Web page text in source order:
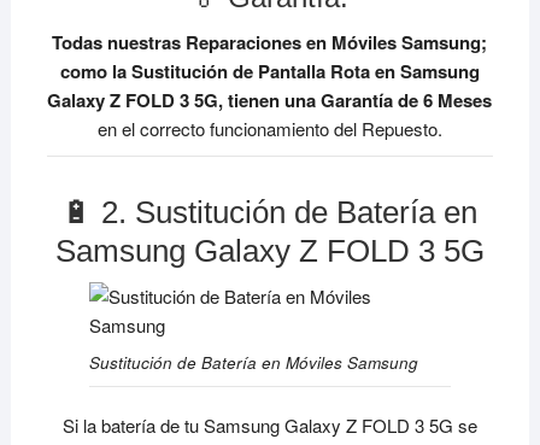
Todas nuestras Reparaciones en Móviles Samsung;
como la Sustitución de Pantalla Rota en Samsung
Galaxy Z FOLD 3 5G, tienen una Garantía de 6 Meses
en el correcto funcionamiento del Repuesto.
🔋 2. Sustitución de Batería en
Samsung Galaxy Z FOLD 3 5G
Sustitución de Batería en Móviles Samsung
Si la batería de tu Samsung Galaxy Z FOLD 3 5G se